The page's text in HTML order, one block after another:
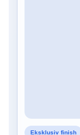
Eksklusiv finish